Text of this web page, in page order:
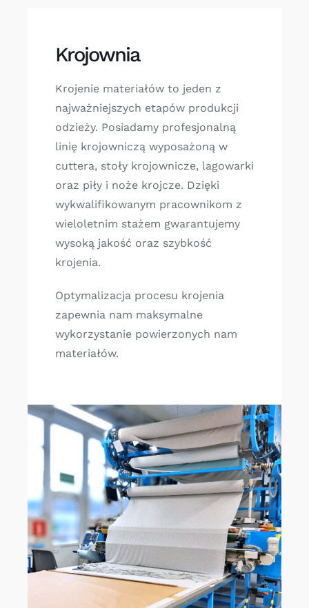
Krojownia
Krojenie materiałów to jeden z
najważniejszych etapów produkcji
odzieży. Posiadamy profesjonalną
linię krojowniczą wyposażoną w
cuttera, stoły krojownicze, lagowarki
oraz piły i noże krojcze. Dzięki
wykwalifikowanym pracownikom z
wieloletnim stażem gwarantujemy
wysoką jakość oraz szybkość
krojenia.
Optymalizacja procesu krojenia
zapewnia nam maksymalne
wykorzystanie powierzonych nam
materiałów.